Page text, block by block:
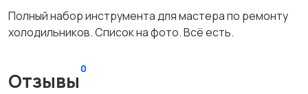
Полный набор инструмента для мастера по ремонту
холодильников. Список на фото. Всё есть.
Отзывы
0